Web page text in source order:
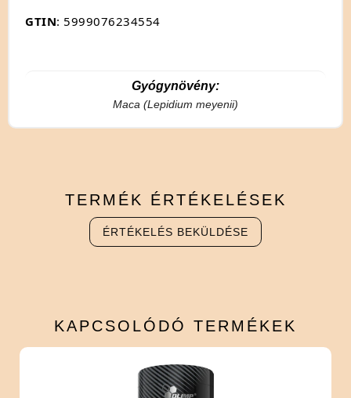
GTIN: 5999076234554
Gyógynövény:
Maca (Lepidium meyenii)
TERMÉK ÉRTÉKELÉSEK
ÉRTÉKELÉS BEKÜLDÉSE
KAPCSOLÓDÓ TERMÉKEK